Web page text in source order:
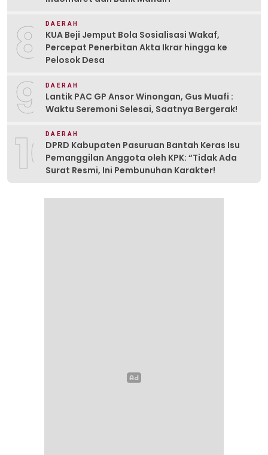
8 DAERAH
KUA Beji Jemput Bola Sosialisasi Wakaf,
Percepat Penerbitan Akta Ikrar hingga ke
Pelosok Desa
9 DAERAH
Lantik PAC GP Ansor Winongan, Gus Muafi :
Waktu Seremoni Selesai, Saatnya Bergerak!
10DAERAH
DPRD Kabupaten Pasuruan Bantah Keras Isu
Pemanggilan Anggota oleh KPK: “Tidak Ada
Surat Resmi, Ini Pembunuhan Karakter!